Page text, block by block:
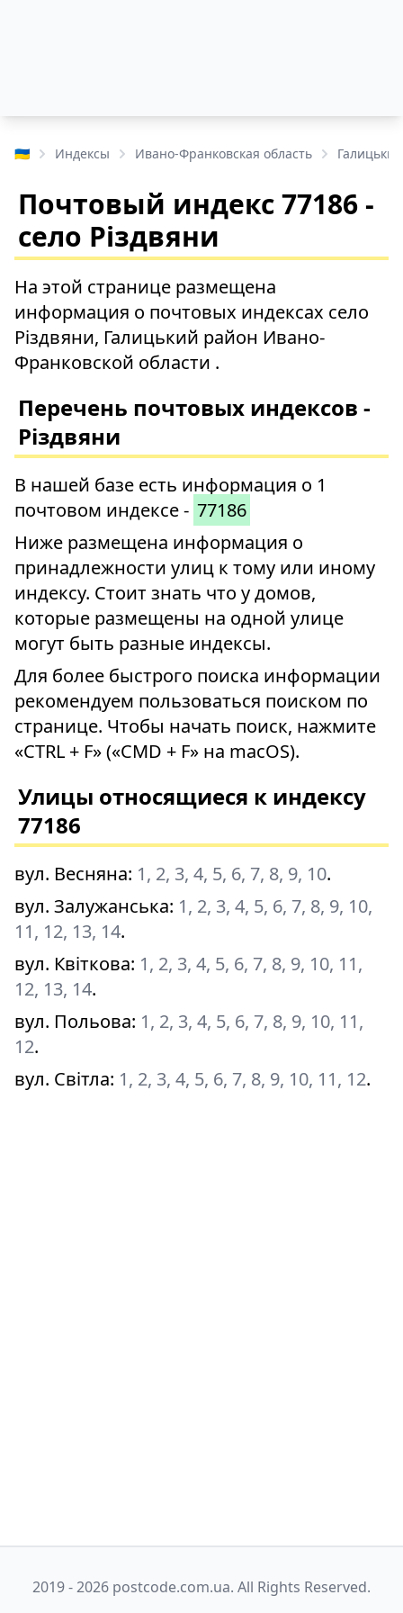
🇺🇦 Индексы Ивано-Франковская область
Почтовый индекс 77186 -
село Різдвяни
На этой странице размещена
информация о почтовых индексах село
Різдвяни, Галицький район Ивано-
Франковской области .
Перечень почтовых индексов -
Різдвяни
В нашей базе есть информация о 1
почтовом индексе - 77186
Ниже размещена информация о
принадлежности улиц к тому или иному
индексу. Стоит знать что у домов,
которые размещены на одной улице
могут быть разные индексы.
Для более быстрого поиска информации
рекомендуем пользоваться поиском по
странице. Чтобы начать поиск, нажмите
«CTRL + F» («CMD + F» на macOS).
Улицы относящиеся к индексу
77186
вул. Весняна: 1, 2, 3, 4, 5, 6, 7, 8, 9, 10.
вул. Залужанська: 1, 2, 3, 4, 5, 6, 7, 8, 9, 10,
11, 12, 13, 14.
вул. Квіткова: 1, 2, 3, 4, 5, 6, 7, 8, 9, 10, 11,
12, 13, 14.
вул. Польова: 1, 2, 3, 4, 5, 6, 7, 8, 9, 10, 11,
12.
вул. Світла: 1, 2, 3, 4, 5, 6, 7, 8, 9, 10, 11, 12.
2019 - 2026 postcode.com.ua. All Rights Reserved.